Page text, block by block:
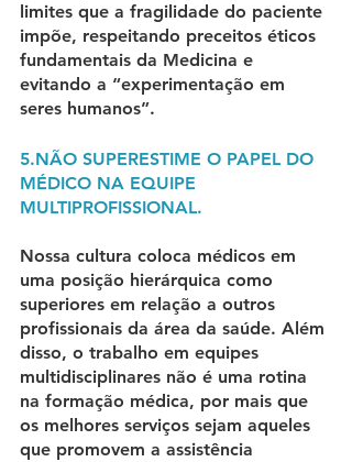
limites que a fragilidade do paciente
impõe, respeitando preceitos éticos
fundamentais da Medicina e
evitando a “experimentação em
seres humanos”.
5.NÃO SUPERESTIME O PAPEL DO
MÉDICO NA EQUIPE
MULTIPROFISSIONAL.
Nossa cultura coloca médicos em
uma posição hierárquica como
superiores em relação a outros
profissionais da área da saúde. Além
disso, o trabalho em equipes
multidisciplinares não é uma rotina
na formação médica, por mais que
os melhores serviços sejam aqueles
que promovem a assistência